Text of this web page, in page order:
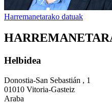
Harremanetarako datuak
Helbidea
Donostia-San Sebastián , 1
01010 Vitoria-Gasteiz
Araba